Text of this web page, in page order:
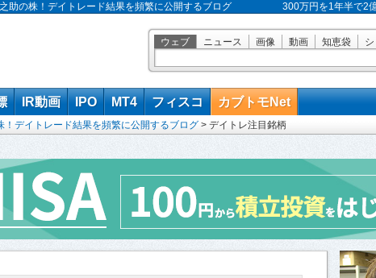
助の株！デイトレード結果を頻繁に公開するブログ 300万円を1年半で2
ウェブ ニュース 画像 動画 知恵袋
IR動画 IPO MT4 フィスコ カブトモNet
！デイトレード結果を頻繁に公開するブログ > デイトレ注目銘柄